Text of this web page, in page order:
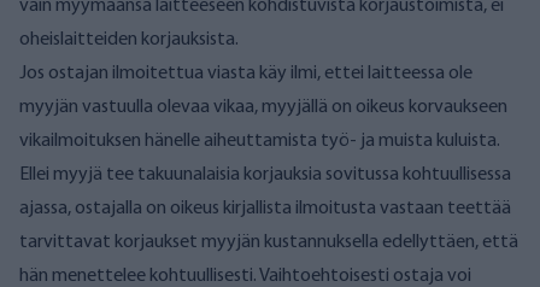
vain myymäänsä laitteeseen kohdistuvista korjaustoimista, ei
oheislaitteiden korjauksista.
Jos ostajan ilmoitettua viasta käy ilmi, ettei laitteessa ole
myyjän vastuulla olevaa vikaa, myyjällä on oikeus korvaukseen
vikailmoituksen hänelle aiheuttamista työ- ja muista kuluista.
Ellei myyjä tee takuunalaisia korjauksia sovitussa kohtuullisessa
ajassa, ostajalla on oikeus kirjallista ilmoitusta vastaan teettää
tarvittavat korjaukset myyjän kustannuksella edellyttäen, että
hän menettelee kohtuullisesti. Vaihtoehtoisesti ostaja voi